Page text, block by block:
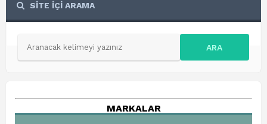
SİTE İÇİ ARAMA
ARA
MARKALAR